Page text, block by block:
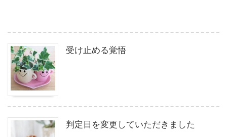
受け止める覚悟
判定日を変更していただきました